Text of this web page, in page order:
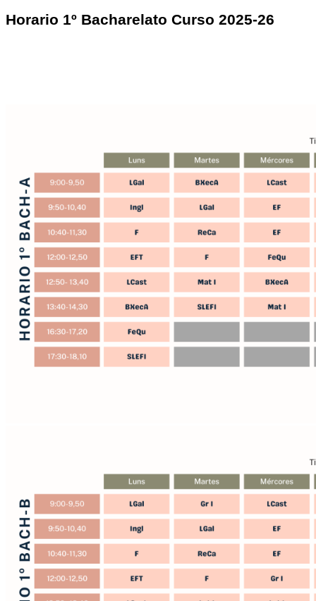
Horario 1º Bacharelato Curso 2025-26